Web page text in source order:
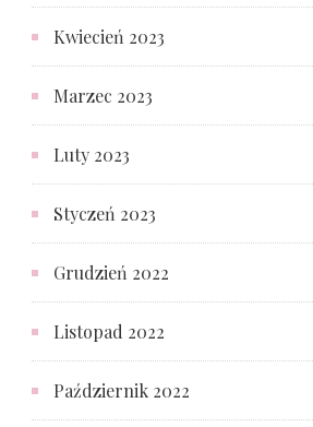
Kwiecień 2023
Marzec 2023
Luty 2023
Styczeń 2023
Grudzień 2022
Listopad 2022
Październik 2022